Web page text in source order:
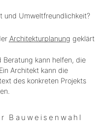
und Umweltfreundlichkeit?
Architekturplanung geklärt
Beratung kann helfen, die
Architekt kann die
des konkreten Projekts
Bauweisenwahl